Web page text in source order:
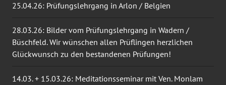
25.04.26: Prüfungslehrgang in Arlon / Belgien
28.03.26: Bilder vom Prüfungslehrgang in Wadern /
Büschfeld. Wir wünschen allen Prüflingen herzlichen
Glückwunsch zu den bestandenen Prüfungen!
14.03. + 15.03.26: Meditationsseminar mit Ven. Monlam